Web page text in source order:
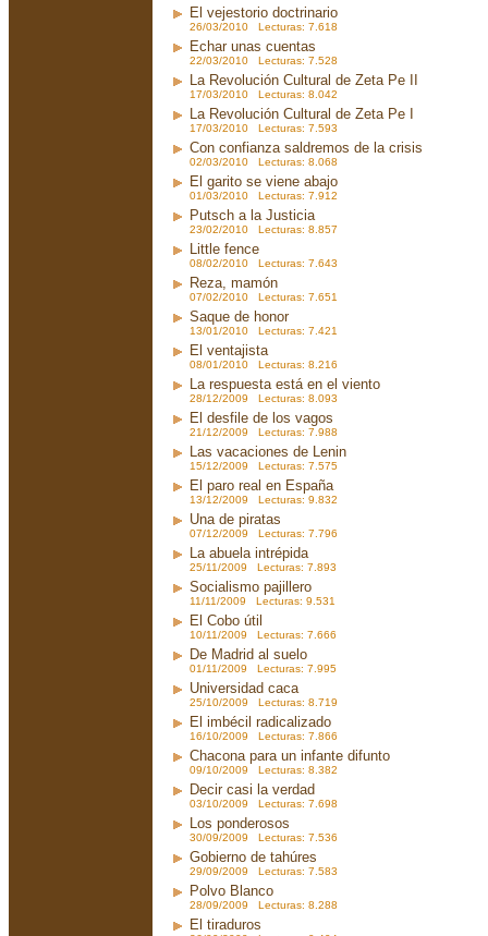
El vejestorio doctrinario
26/03/2010 Lecturas: 7.618
Echar unas cuentas
22/03/2010 Lecturas: 7.528
La Revolución Cultural de Zeta Pe II
17/03/2010 Lecturas: 8.042
La Revolución Cultural de Zeta Pe I
17/03/2010 Lecturas: 7.593
Con confianza saldremos de la crisis
02/03/2010 Lecturas: 8.068
El garito se viene abajo
01/03/2010 Lecturas: 7.912
Putsch a la Justicia
23/02/2010 Lecturas: 8.857
Little fence
08/02/2010 Lecturas: 7.643
Reza, mamón
07/02/2010 Lecturas: 7.651
Saque de honor
13/01/2010 Lecturas: 7.421
El ventajista
08/01/2010 Lecturas: 8.216
La respuesta está en el viento
28/12/2009 Lecturas: 8.093
El desfile de los vagos
21/12/2009 Lecturas: 7.988
Las vacaciones de Lenin
15/12/2009 Lecturas: 7.575
El paro real en España
13/12/2009 Lecturas: 9.832
Una de piratas
07/12/2009 Lecturas: 7.796
La abuela intrépida
25/11/2009 Lecturas: 7.893
Socialismo pajillero
11/11/2009 Lecturas: 9.531
El Cobo útil
10/11/2009 Lecturas: 7.666
De Madrid al suelo
01/11/2009 Lecturas: 7.995
Universidad caca
25/10/2009 Lecturas: 8.719
El imbécil radicalizado
16/10/2009 Lecturas: 7.866
Chacona para un infante difunto
09/10/2009 Lecturas: 8.382
Decir casi la verdad
03/10/2009 Lecturas: 7.698
Los ponderosos
30/09/2009 Lecturas: 7.536
Gobierno de tahúres
29/09/2009 Lecturas: 7.583
Polvo Blanco
28/09/2009 Lecturas: 8.288
El tiraduros